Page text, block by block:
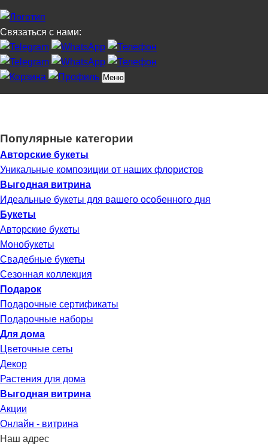
Связаться с нами:
Меню
Популярные категории
Авторские букеты
Уникальные композиции от наших флористов
Выгодная витрина
Идеальные букеты для вашего особенного дня
Букеты
Авторские букеты
Монобукеты
Свадебные букеты
Сезонная коллекция
Подарок
Подарочные сертификаты
Подарочные наборы
Для дома
Цветочные сеты
Декор
Растения для дома
Выгодная витрина
Акции
Онлайн - витрина
Наш адрес